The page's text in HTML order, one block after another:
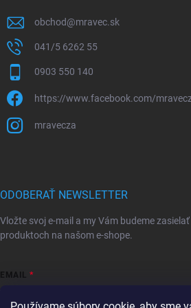
obchod@mravec.sk
041/5 6262 55
0903 550 140
https://www.facebook.com/
mravecza
ODOBERAŤ NEWSLETTER
Vložte svoj e-mail a my Vám budeme
produktoch na našom e-shope.
EMAIL